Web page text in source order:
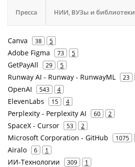
Пресса НИИ, ВУЗы и библиотеки
Canva 38 5
Adobe Figma 73 5
GetPayAll 29 5
Runway AI - Runway - RunwayML 23
OpenAI 543 4
ElevenLabs 15 4
Perplexity - Perplexity AI 60 2
SpaceX - Cursor 53 2
Microsoft Corporation - GitHub 1075
Airalo 6 1
ИИ-Технологии 309 1